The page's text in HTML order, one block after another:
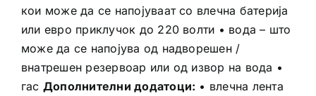
кои може да се напојуваат со влечна батерија
или евро приклучок до 220 волти • вода – што
може да се напојува од надворешен /
внатрешен резервоар или од извор на вода •
гас Дополнителни додатоци: • влечна лента